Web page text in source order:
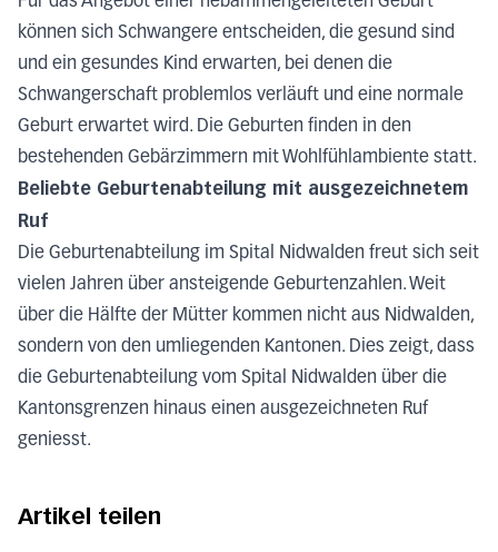
können sich Schwangere entscheiden, die gesund sind
und ein gesundes Kind erwarten, bei denen die
Schwangerschaft problemlos verläuft und eine normale
Geburt erwartet wird. Die Geburten finden in den
bestehenden Gebärzimmern mit Wohlfühlambiente statt.
Beliebte Geburtenabteilung mit ausgezeichnetem
Ruf
Die Geburtenabteilung im Spital Nidwalden freut sich seit
vielen Jahren über ansteigende Geburtenzahlen. Weit
über die Hälfte der Mütter kommen nicht aus Nidwalden,
sondern von den umliegenden Kantonen. Dies zeigt, dass
die Geburtenabteilung vom Spital Nidwalden über die
Kantonsgrenzen hinaus einen ausgezeichneten Ruf
geniesst.
Artikel teilen